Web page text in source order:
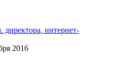
директора, интернет-
2016